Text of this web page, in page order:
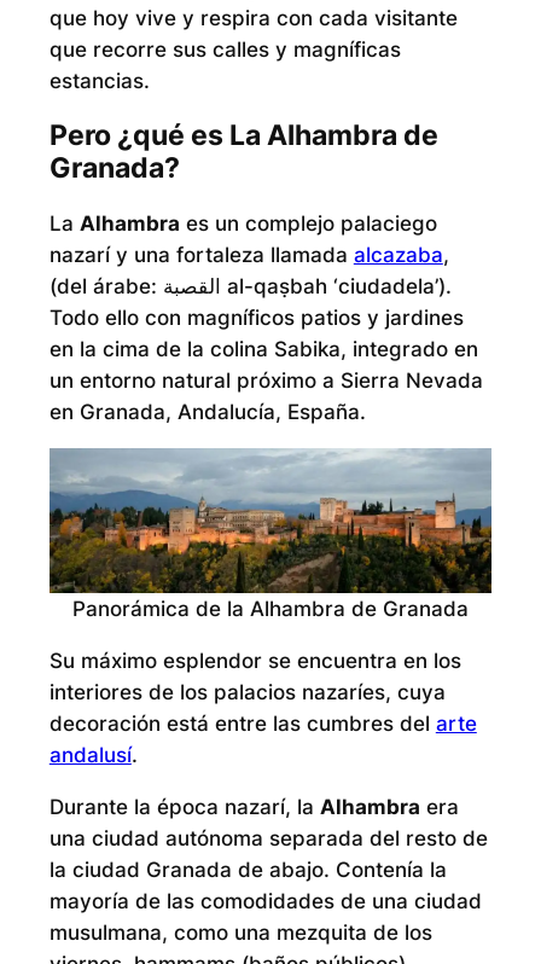
que hoy vive y respira con cada visitante
que recorre sus calles y magníficas
estancias.
Pero ¿qué es La Alhambra de
Granada?
La Alhambra es un complejo palaciego
nazarí y una fortaleza llamada alcazaba,
(del árabe: القصبة al-qaṣbah ‘ciudadela’).
Todo ello con magníficos patios y jardines
en la cima de la colina Sabika, integrado en
un entorno natural próximo a Sierra Nevada
en Granada, Andalucía, España.
Panorámica de la Alhambra de Granada
Su máximo esplendor se encuentra en los
interiores de los palacios nazaríes, cuya
decoración está entre las cumbres del arte
andalusí.
Durante la época nazarí, la Alhambra era
una ciudad autónoma separada del resto de
la ciudad Granada de abajo. Contenía la
mayoría de las comodidades de una ciudad
musulmana, como una mezquita de los